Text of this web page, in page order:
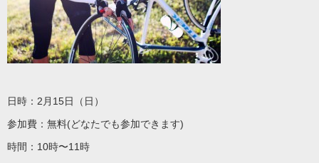
日時：2月15日（日）
参加費：無料(どなたでも参加できます)
時間：10時〜11時